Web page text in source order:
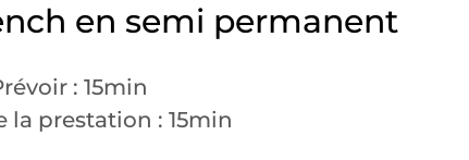
en semi permanent
: 15min
la prestation : 15min